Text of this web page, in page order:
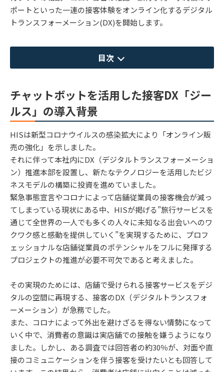
ポートといった一連の接客体験をオンライン化するデジタル
トランスフォーメーション(DX)を開始します。
目次
チャットボットを活用した接客DX「ジー
ルス」の導入背景
HISは新型コロナウイルスの感染拡大により「オンライン販
売の強化」を示しました。
それに伴って本社内にDX（デジタルトランスフォーメーショ
ン）推進本部を設置し、新たなテクノロジーを活用したビジ
ネスモデルの構築に投資を進めていました。
緊急事態宣言やコロナによって店舗従業員の接客機会が減っ
てしまっている現状にある中、HISが掲げる”旅行サービスを
通じて全世界の一人でも多くの人々に未知なる出会いへのワ
クワク感と感動を提供していく”を実現するために、プロフ
ェッショナルな店舗従業員のポテンシャルをフルに発揮する
プロジェクトの推進が必要不可欠であると考えました。
その実現のためには、店舗で受けられる接客サービスをデジ
タルの空間に再現する、接客のDX（デジタルトランスフォ
ーメーション）が急務でした。
また、コロナによって外出を避けざるを得ない情勢になって
いく中で、消費者の意識は実店舗での接触を嫌うようになり
ました。しかし、ある調査では回答者の約30％が、対面や直
接のコミュニケーションを伴う接客を受けたいとも回答して